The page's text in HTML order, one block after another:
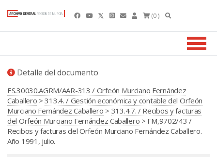
(0 )
Detalle del documento
ES.30030.AGRM/AAR-313 / Orfeón Murciano Fernández
Caballero >313.4. / Gestión económica y contable del Orfeón
Murciano Fernández Caballero > 313.4.7. / Recibos y facturas
del Orfeón Murciano Fernández Caballero > FM,9702/43 /
Recibos y facturas del Orfeón Murciano Fernández Caballero.
Año 1991, julio.